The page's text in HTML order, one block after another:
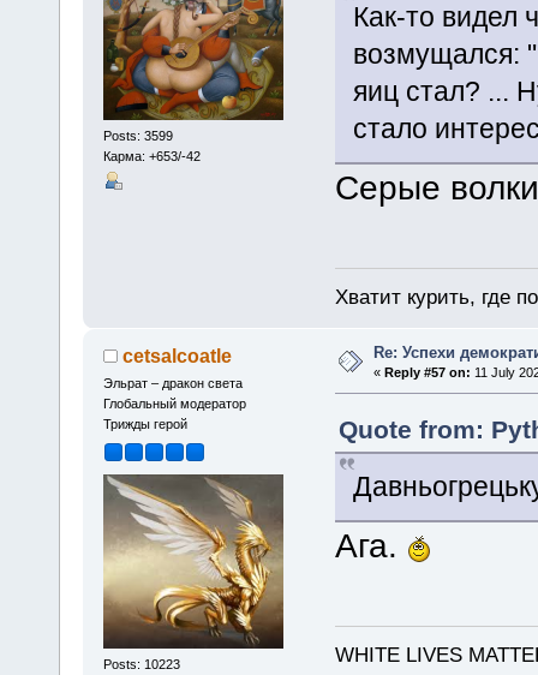
Posts: 3599
Карма: +653/-42
Как-то видел
возмущался:
яиц стал? ...
стало
Серые
Хватит курить, где
cetsalcoatle
Эльрат – дракон света
Глобальный модератор
Трижды герой
Posts: 10223
Re: Успехи
«Reply #57 on: 11 July
Quote from:
Ага.
WHITE LIVES